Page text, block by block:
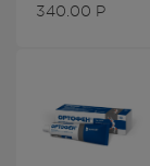
340.00 Р